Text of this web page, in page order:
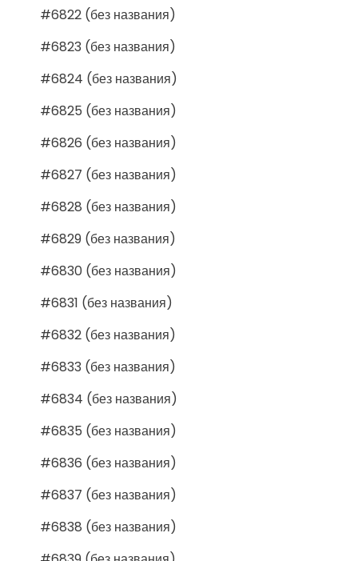
#6822 (без названия)
#6823 (без названия)
#6824 (без названия)
#6825 (без названия)
#6826 (без названия)
#6827 (без названия)
#6828 (без названия)
#6829 (без названия)
#6830 (без названия)
#6831 (без названия)
#6832 (без названия)
#6833 (без названия)
#6834 (без названия)
#6835 (без названия)
#6836 (без названия)
#6837 (без названия)
#6838 (без названия)